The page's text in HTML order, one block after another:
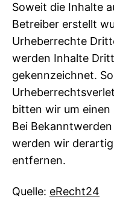
Soweit die Inhalte
Betreiber erstellt
Urheberrechte
werden Inhalte
gekennzeichnet.
bitten wir um einen
Bei
werden wir
entfernen.
Quelle: eRecht24